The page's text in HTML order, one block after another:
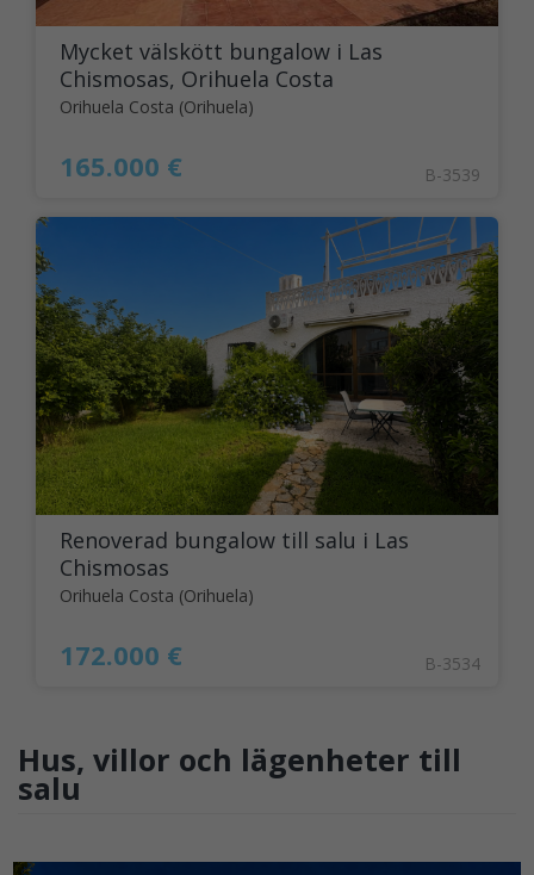
Mycket välskött bungalow i Las
Chismosas, Orihuela Costa
Orihuela Costa (Orihuela)
165.000 € B-3539
Renoverad bungalow till salu i Las
Chismosas
Orihuela Costa (Orihuela)
172.000 € B-3534
Hus, villor och lägenheter till
salu